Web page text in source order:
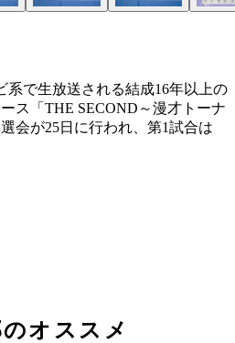
系で生放送される結成16年以上の
ス「THE SECOND～漫才トーナ
会が25日に行われ、第1試合は
オススメ